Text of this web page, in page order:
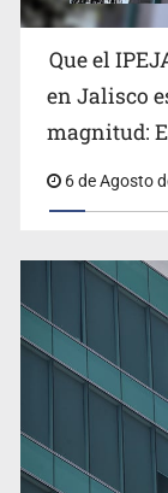
Ex policía es
su pareja
Que el
en Jalisco
magnitud:
6 de Agosto